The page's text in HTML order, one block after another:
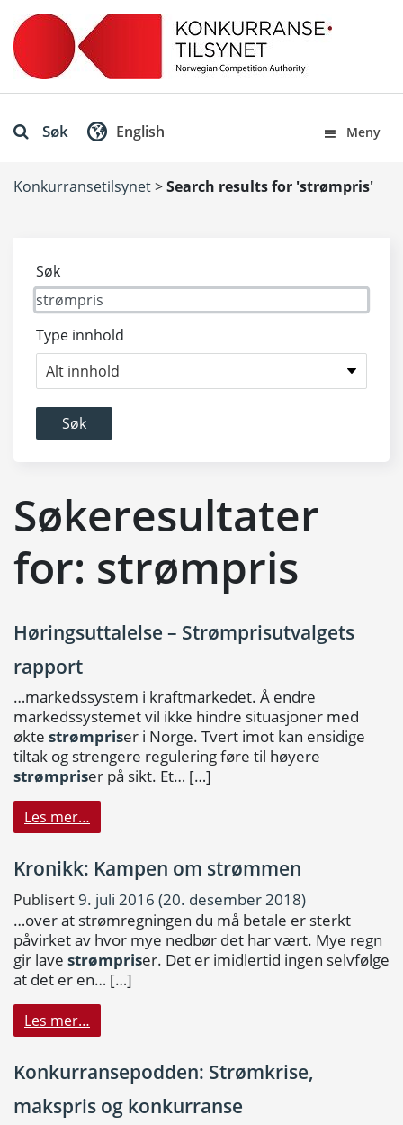
Søk Meny
English
Konkurransetilsynet>Search results for 'strømpris'
Søk
Type innhold
Søkeresultater
for: strømpris
Høringsuttalelse – Strømprisutvalgets
rapport
…markedssystem i kraftmarkedet. Å endre
markedssystemet vil ikke hindre situasjoner med
økte strømpriser i Norge. Tvert imot kan ensidige
tiltak og strengere regulering føre til høyere
strømpriser på sikt. Et… […]
Les mer…
Kronikk: Kampen om strømmen
Publisert 9. juli 2016 (20. desember 2018)
…over at strømregningen du må betale er sterkt
påvirket av hvor mye nedbør det har vært. Mye regn
gir lave strømpriser. Det er imidlertid ingen selvfølge
at det er en… […]
Les mer…
Konkurransepodden: Strømkrise,
makspris og konkurranse